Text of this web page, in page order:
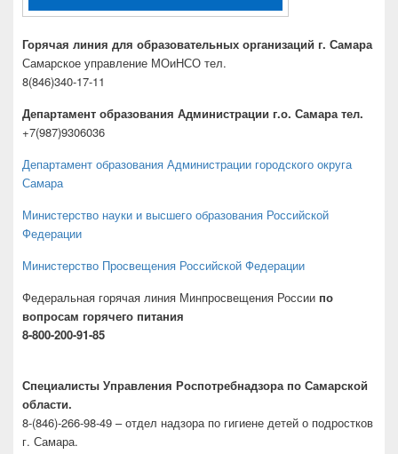
Горячая линия для образовательных организаций г. Самара
Самарское управление МОиНСО тел.
8(846)340-17-11
Департамент образования Администрации г.о. Самара тел.
+7(987)9306036
Департамент образования Администрации городского округа
Самара
Министерство науки и высшего образования Российской
Федерации
Министерство Просвещения Российской Федерации
Федеральная горячая линия Минпросвещения России по
вопросам горячего питания
8-800-200-91-85
Специалисты Управления Роспотребнадзора по Самарской
области.
8-(846)-266-98-49 – отдел надзора по гигиене детей о подростков
г. Самара.